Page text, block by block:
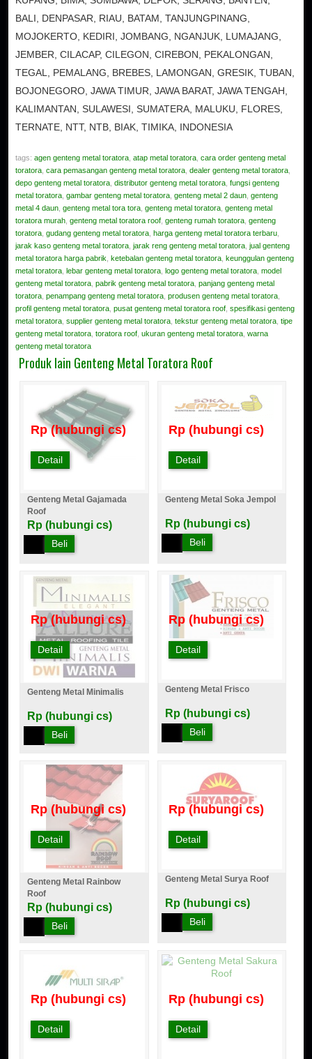
BALI, DENPASAR, RIAU, BATAM, TANJUNGPINANG,
MOJOKERTO, KEDIRI, JOMBANG, NGANJUK, LUMAJANG,
JEMBER, CILACAP, CILEGON, CIREBON, PEKALONGAN,
TEGAL, PEMALANG, BREBES, LAMONGAN, GRESIK, TUBAN,
BOJONEGORO, JAWA TIMUR, JAWA BARAT, JAWA TENGAH,
KALIMANTAN, SULAWESI, SUMATERA, MALUKU, FLORES,
TERNATE, NTT, NTB, BIAK, TIMIKA, INDONESIA
tags:agen genteng metal toratora ,atap metal toratora ,cara order genteng metal
toratora ,cara pemasangan genteng metal toratora ,dealer genteng metal toratora
depo genteng metal toratora ,distributor genteng metal toratora ,fungsi genteng
metal toratora ,gambar genteng metal toratora ,genteng metal 2 daun ,genteng
metal 4 daun ,genteng metal tora tora ,genteng metal toratora ,genteng metal
toratora murah ,genteng metal toratora roof ,genteng rumah toratora ,genteng
toratora ,gudang genteng metal toratora ,harga genteng metal toratora terbaru
jarak kaso genteng metal toratora ,jarak reng genteng metal toratora ,jual genteng
metal toratora harga pabrik ,ketebalan genteng metal toratora ,keunggulan genteng
metal toratora ,lebar genteng metal toratora ,logo genteng metal toratora ,model
genteng metal toratora ,pabrik genteng metal toratora ,panjang genteng metal
toratora ,penampang genteng metal toratora ,produsen genteng metal toratora
profil genteng metal toratora ,pusat genteng metal toratora roof ,spesifikasi genteng
metal toratora ,supplier genteng metal toratora ,tekstur genteng metal toratora ,tipe
genteng metal toratora ,toratora roof ,ukuran genteng metal toratora ,warna
genteng metal toratora
Produk lain Genteng Metal Toratora Roof
Rp (hubungi cs)
Detail
Genteng Metal Gajamada
Roof
Rp (hubungi cs)
Beli
Rp (hubungi cs)
Detail
Genteng Metal Soka Jempol
Rp (hubungi cs)
Beli
Rp (hubungi cs)
Detail
Genteng Metal Minimalis
Rp (hubungi cs)
Beli
Rp (hubungi cs)
Detail
Genteng Metal Frisco
Rp (hubungi cs)
Beli
Rp (hubungi cs)
Detail
Genteng Metal Rainbow
Roof
Rp (hubungi cs)
Beli
Rp (hubungi cs)
Detail
Genteng Metal Surya Roof
Rp (hubungi cs)
Beli
Rp (hubungi cs)
Detail
Rp (hubungi cs)
Detail